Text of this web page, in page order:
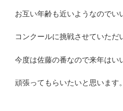
お互い年齢も近いようなのでい
コンクールに挑戦させていただ
今度は佐藤の番なので来年はい
頑張ってもらいたいと思います。